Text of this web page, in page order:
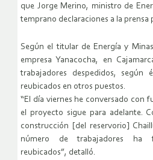
que Jorge Merino, ministro de
temprano declaraciones a la
Según el titular de Energía y
empresa Yanacocha, en
trabajadores despedidos, según
reubicados en otros puestos.
“El día viernes he conversado con
el proyecto sigue para adelante.
construcción [del reservorio]
número de trabajadores ha
reubicados”, detalló.